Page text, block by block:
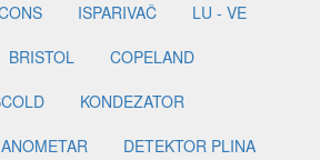
ISPARIVAČ
LU - VE
BRISTOL
COPELAND
KONDEZATOR
DETEKTOR PLINA